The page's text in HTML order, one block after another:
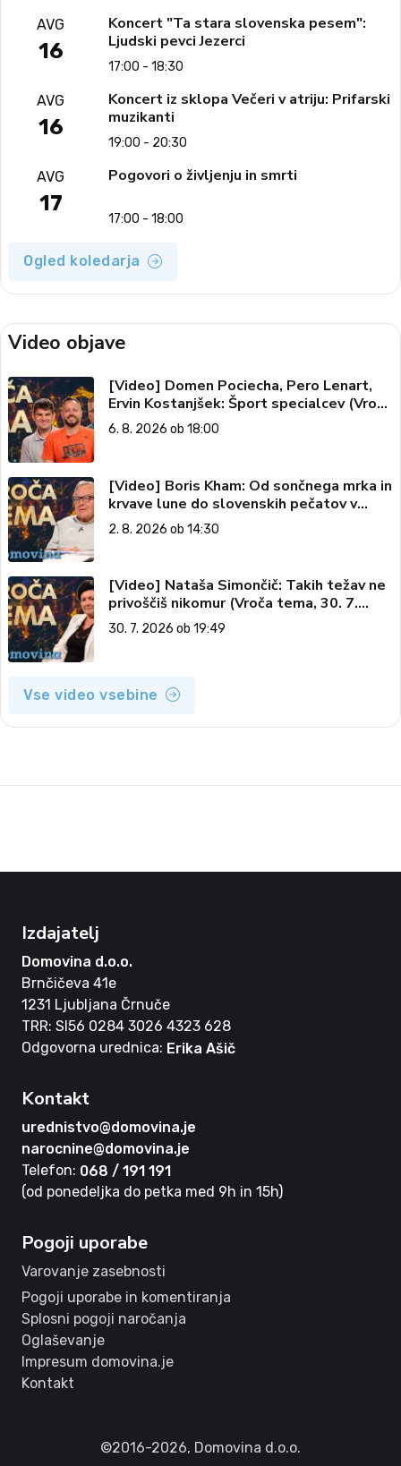
AVG
16
Koncert "Ta stara slovenska pesem":
Ljudski pevci Jezerci
17:00 - 18:30
AVG
16
Koncert iz sklopa Večeri v atriju: Prifarski
muzikanti
19:00 - 20:30
AVG
17
Pogovori o življenju in smrti
17:00 - 18:00
Ogled koledarja
Video objave
[Video] Domen Pociecha, Pero Lenart,
Ervin Kostanjšek: Šport specialcev (Vroča
tema, 6. 8. 2026)
6. 8. 2026 ob 18:00
[Video] Boris Kham: Od sončnega mrka in
krvave lune do slovenskih pečatov v
vesolju (Vroča tema, 2. 8. 2026)
2. 8. 2026 ob 14:30
[Video] Nataša Simončič: Takih težav ne
privoščiš nikomur (Vroča tema, 30. 7.
2026)
30. 7. 2026 ob 19:49
Vse video vsebine
Izdajatelj
Domovina d.o.o.
Brnčičeva 41e
1231 Ljubljana Črnuče
TRR: SI56 0284 3026 4323 628
Odgovorna urednica: Erika Ašič
Kontakt
urednistvo@domovina.je
narocnine@domovina.je
Telefon: 068 / 191 191
(od ponedeljka do petka med 9h in 15h)
Pogoji uporabe
Varovanje zasebnosti
Pogoji uporabe in komentiranja
Splosni pogoji naročanja
Oglaševanje
Impresum domovina.je
Kontakt
©2016-2026, Domovina d.o.o.